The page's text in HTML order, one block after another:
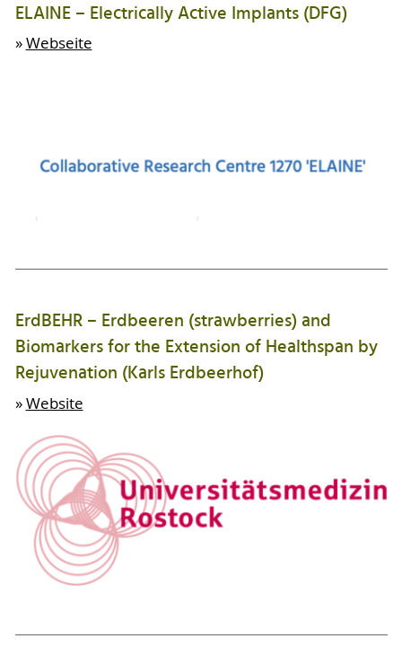
ELAINE – Electrically Active Implants (DFG)
»Webseite
ErdBEHR – Erdbeeren (strawberries) and
Biomarkers for the Extension of Healthspan by
Rejuvenation (Karls Erdbeerhof)
»Website